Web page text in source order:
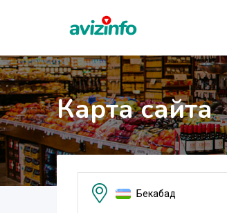
Карта сайта
Бекабад